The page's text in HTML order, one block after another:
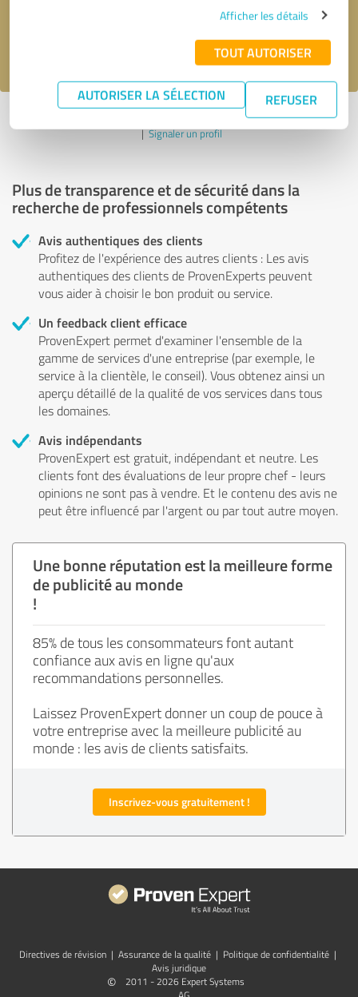
Afficher les détails
TOUT AUTORISER
AUTORISER LA SÉLECTION REFUSER
Envoyer un message
J'accepte la politique de confidentialité de.
Dernière mise à jour : 15.09.2021
|Signaler un profil
Plus de transparence et de sécurité dans la
recherche de professionnels compétents
Avis authentiques des clients
Profitez de l'expérience des autres clients : Les avis
authentiques des clients de ProvenExperts peuvent
vous aider à choisir le bon produit ou service.
Un feedback client efficace
ProvenExpert permet d'examiner l'ensemble de la
gamme de services d'une entreprise (par exemple, le
service à la clientèle, le conseil). Vous obtenez ainsi un
aperçu détaillé de la qualité de vos services dans tous
les domaines.
Avis indépendants
ProvenExpert est gratuit, indépendant et neutre. Les
clients font des évaluations de leur propre chef - leurs
opinions ne sont pas à vendre. Et le contenu des avis ne
peut être influencé par l'argent ou par tout autre moyen.
Une bonne réputation est la meilleure forme
de publicité au monde
!
85% de tous les consommateurs font autant
confiance aux avis en ligne qu'aux
recommandations personnelles.
Laissez ProvenExpert donner un coup de pouce à
votre entreprise avec la meilleure publicité au
monde : les avis de clients satisfaits.
Inscrivez-vous gratuitement !
Directives de révision | Assurance de la qualité | Politique de confidentialité |
Avis juridique
©
2011 - 2026 Expert Systems